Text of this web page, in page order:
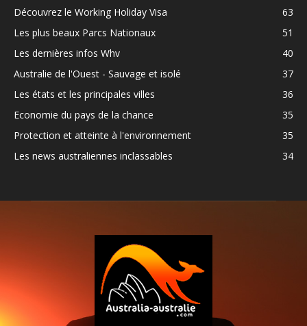
Découvrez le Working Holiday Visa
63
Les plus beaux Parcs Nationaux
51
Les dernières infos Whv
40
Australie de l'Ouest - Sauvage et isolé
37
Les états et les principales villes
36
Economie du pays de la chance
35
Protection et atteinte à l'environnement
35
Les news australiennes inclassables
34